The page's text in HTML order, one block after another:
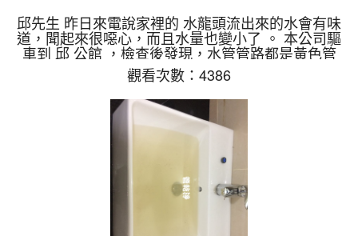
)
邱先生 昨日來電說家裡的 水龍頭流出來的水會有味
道，聞起來很噁心，而且水量也變小了 。 本公司驅
車到 邱 公館 ，檢查後發現，水管管路都是黃色管
垢，水管沉積過多當然就有異味了。 一開始水龍頭
管路就噴出異物，看起來跟黃金碎片一樣，而且不斷
噴出。 水管裡的髒東西不斷流出來，水的顏色慢慢
變成透明，髒東西也越來越少，最後變成乾淨的清
水。 清洗水管 是利用 高週波脈衝式水管清洗機 ，將
檸檬酸打入水管，讓水管管壁的鐵鏽及生物膜軟化，
透過空氣與水混合，產生阻力，這時高周波就會把生
物膜、...
觀看次數：4386